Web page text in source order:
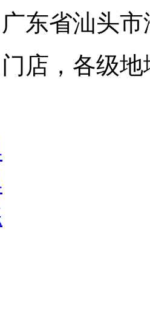
广东省汕头
门店，各级